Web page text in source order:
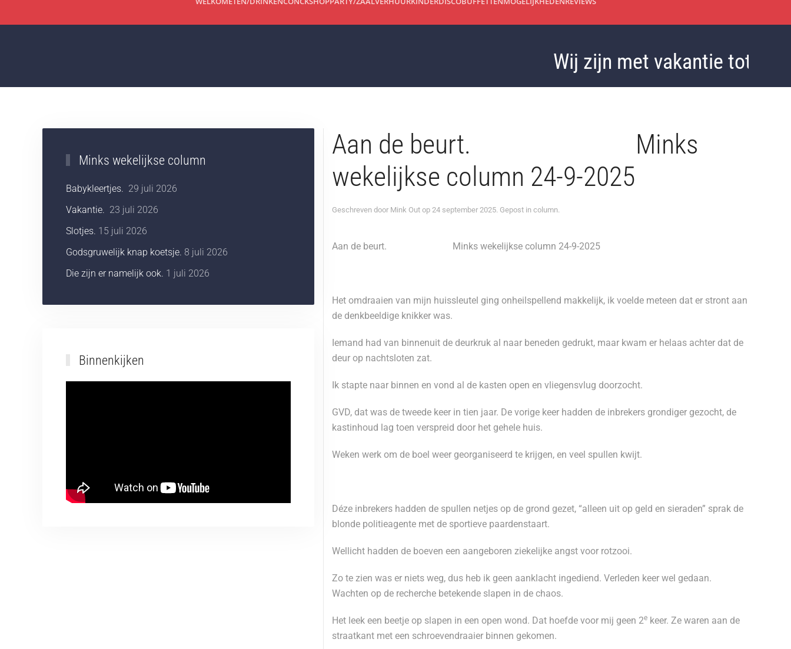
Wij zijn met vakantie tot 3
Aan de beurt. Minks
wekelijkse column 24-9-2025
Geschreven door Mink Out op 24 september 2025. Gepost in column.
Aan de beurt. Minks wekelijkse column 24-9-2025
Het omdraaien van mijn huissleutel ging onheilspellend makkelijk, ik voelde meteen dat er stront aan
de denkbeeldige knikker was.
Iemand had van binnenuit de deurkruk al naar beneden gedrukt, maar kwam er helaas achter dat de
deur op nachtsloten zat.
Ik stapte naar binnen en vond al de kasten open en vliegensvlug doorzocht.
GVD, dat was de tweede keer in tien jaar. De vorige keer hadden de inbrekers grondiger gezocht, de
kastinhoud lag toen verspreid door het gehele huis.
Weken werk om de boel weer georganiseerd te krijgen, en veel spullen kwijt.
Déze inbrekers hadden de spullen netjes op de grond gezet, “alleen uit op geld en sieraden” sprak de
blonde politieagente met de sportieve paardenstaart.
Wellicht hadden de boeven een aangeboren ziekelijke angst voor rotzooi.
Zo te zien was er niets weg, dus heb ik geen aanklacht ingediend. Verleden keer wel gedaan.
Wachten op de recherche betekende slapen in de chaos.
Het leek een beetje op slapen in een open wond. Dat hoefde voor mij geen 2e keer. Ze waren aan de
straatkant met een schroevendraaier binnen gekomen.
Minks wekelijkse column
Babykleertjes. 29 juli 2026
Vakantie. 23 juli 2026
Slotjes. 15 juli 2026
Godsgruwelijk knap koetsje. 8 juli 2026
Die zijn er namelijk ook. 1 juli 2026
Binnenkijken